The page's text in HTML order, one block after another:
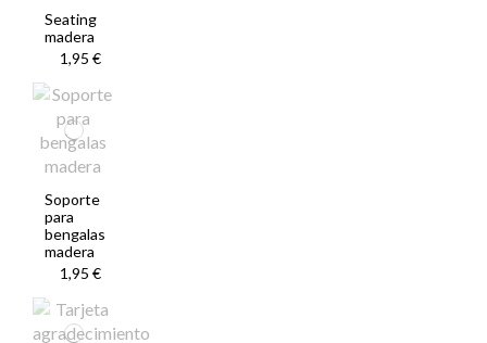
Seating
madera
1,95 €
Soporte
para
bengalas
madera
1,95 €